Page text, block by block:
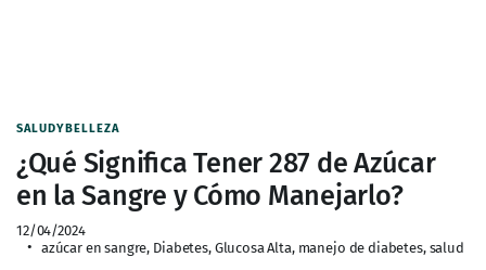
SALUDYBELLEZA
¿Qué Significa Tener 287 de Azúcar
en la Sangre y Cómo Manejarlo?
12/04/2024
azúcar en sangre, Diabetes, Glucosa Alta, manejo de diabetes, salud